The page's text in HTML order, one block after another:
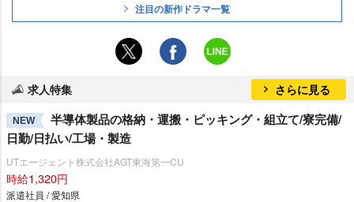
注目の新作ドラマ一覧
求人特集 さらに見る
NEW
半導体製品の格納・運搬・ピッキング・組立て/寮完備/
日勤/日払い/工場・製造
UTエージェント株式会社AGT東海第一CU
時給1,320円
派遣社員 / 愛知県